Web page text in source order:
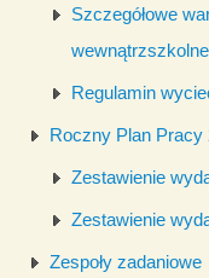
Szczegółowe
Regulamin
Roczny Plan Pracy
Zestawienie
Zestawienie
Zespoły zadaniowe